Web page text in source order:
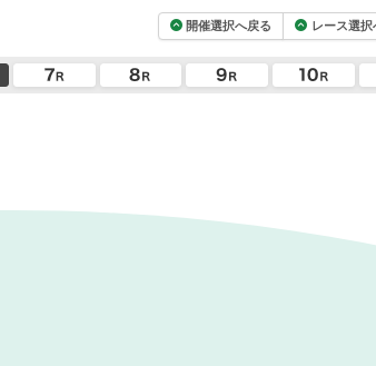
開催選択へ戻る レース選択